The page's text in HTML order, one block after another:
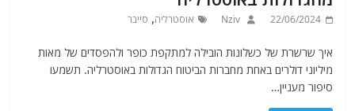
22/06/2024
Nziv אוסטרליה, סייבר
איך שרשרת של כשלונות הובילה למתקפת כופר ולהפסדים של מאות
מיליוני דולרים באחת מחברות הביטוח הגדולות באוסטרליה. תשמעו
סיפור מעניין…